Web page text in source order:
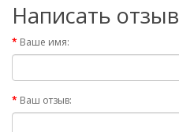
Написать отзыв
Ваше имя:
Ваш отзыв: